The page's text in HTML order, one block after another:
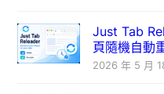
Just Tab
頁隨機自動
2026 年 5 月